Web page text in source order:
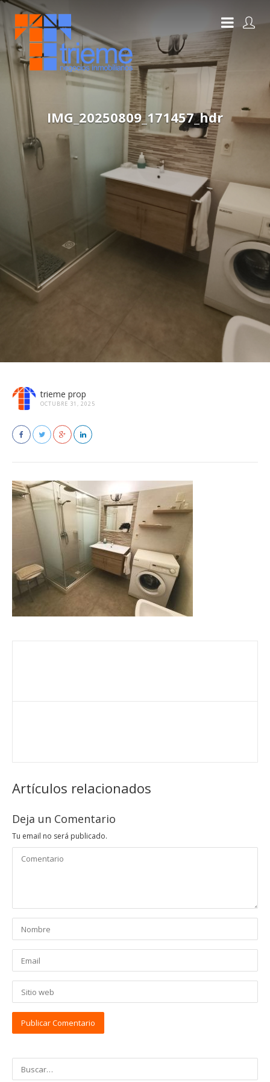
IMG_20250809_171457_hdr
trieme prop
OCTUBRE 31, 2025
Artículos relacionados
Deja un Comentario
Tu email no será publicado.